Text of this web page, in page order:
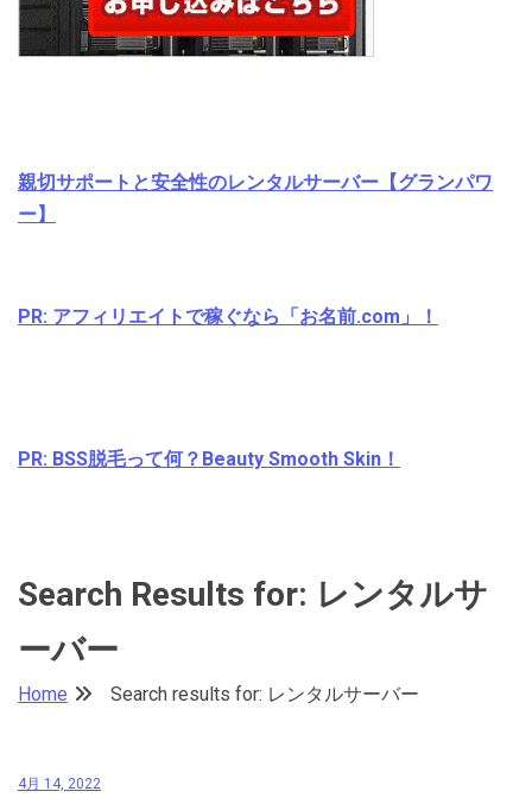
親切サポートと安全性のレンタルサーバー【グランパワ
ー】
PR: アフィリエイトで稼ぐなら「お名前.com」！
PR: BSS脱毛って何？Beauty Smooth Skin！
Search Results for: レンタルサ
ーバー
Home Search results for: レンタルサーバー
4月 14, 2022